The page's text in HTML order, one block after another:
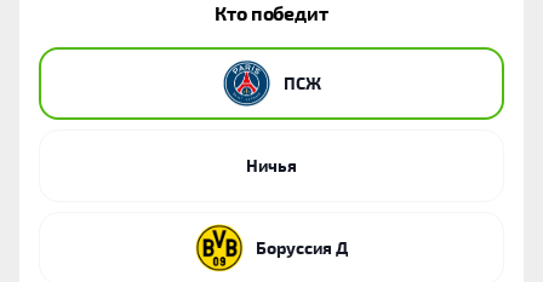
Кто победит
‎ПСЖ
Ничья
Боруссия Д